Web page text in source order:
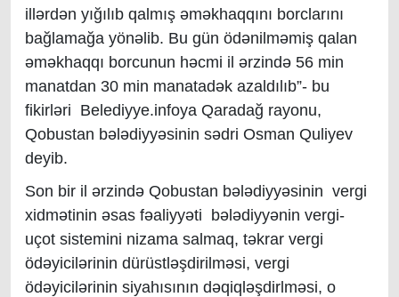
illərdən yığılıb qalmış əməkhaqqını borclarını
bağlamağa yönəlib. Bu gün ödənilməmiş qalan
əməkhaqqı borcunun həcmi il ərzində 56 min
manatdan 30 min manatadək azaldılıb”- bu
fikirləri Belediyye.infoya Qaradağ rayonu,
Qobustan bələdiyyəsinin sədri Osman Quliyev
deyib.
Son bir il ərzində Qobustan bələdiyyəsinin vergi
xidmətinin əsas fəaliyyəti bələdiyyənin vergi-
uçot sistemini nizama salmaq, təkrar vergi
ödəyicilərinin dürüstləşdirilməsi, vergi
ödəyicilərinin siyahısının dəqiqləşdirlməsi, o